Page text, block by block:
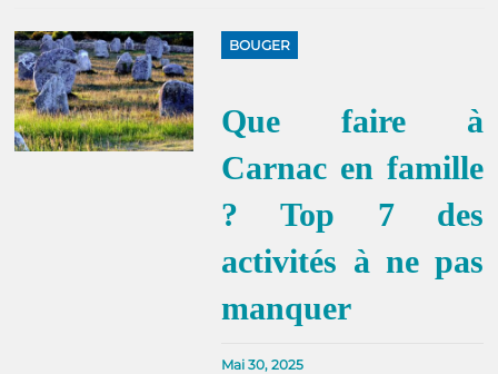
BOUGER
Que faire à
Carnac en famille
? Top 7 des
activités à ne pas
manquer
Mai 30, 2025